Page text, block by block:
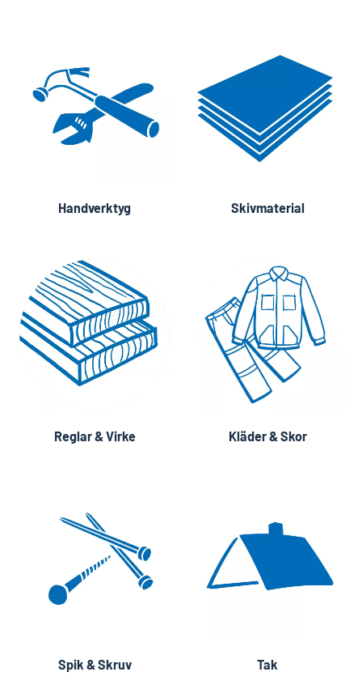
Handverktyg Skivmaterial
Reglar & Virke Kläder & Skor
Spik & Skruv Tak